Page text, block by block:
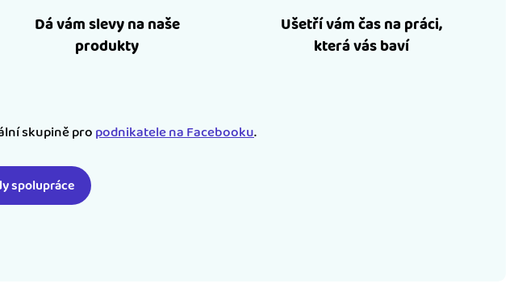
Dá vám slevy na naše
produkty
Ušetří vám čas na práci,
která vás baví
skupině propodnikatele na Facebooku.
spolupráce